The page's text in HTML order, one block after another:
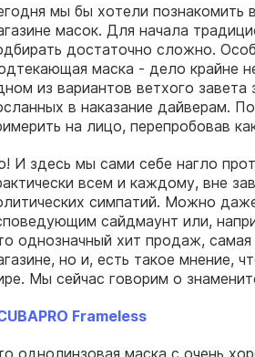
мы бы хотели
масок. Для начала
достаточно сложно.
маска - дело крайне
из вариантов ветхого завета
в наказание дайверам.
на лицо, перепробовав
И здесь мы сами себе нагло
всем и каждому, вне
симпатий. Можно
сайдмаунт или,
однозначный хит продаж,
но и, есть такое мнение,
Мы сейчас говорим о
Frameless
однолинзовая маска с очень